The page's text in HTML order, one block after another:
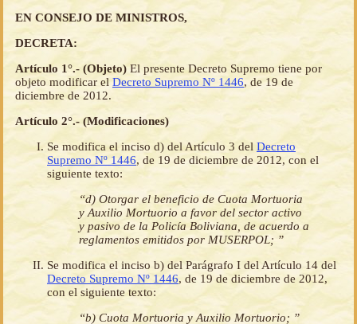
EN CONSEJO DE MINISTROS,
DECRETA:
Artículo 1°.- (Objeto)El presente Decreto Supremo tiene por
objeto modificar el Decreto Supremo Nº 1446, de 19 de
diciembre de 2012.
Artículo 2°.- (Modificaciones)
Se modifica el inciso d) del Artículo 3 del Decreto
Supremo Nº 1446, de 19 de diciembre de 2012, con el
siguiente texto:
“d) Otorgar el beneficio de Cuota Mortuoria
y Auxilio Mortuorio a favor del sector activo
y pasivo de la Policía Boliviana, de acuerdo a
reglamentos emitidos por MUSERPOL; ”
Se modifica el inciso b) del Parágrafo I del Artículo 14 del
Decreto Supremo Nº 1446, de 19 de diciembre de 2012,
con el siguiente texto:
“b) Cuota Mortuoria y Auxilio Mortuorio; ”